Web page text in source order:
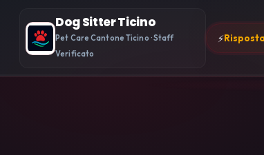
Dog Sitter Ticino
Pet Care Cantone Ticino · Staff
Verificato
⚡